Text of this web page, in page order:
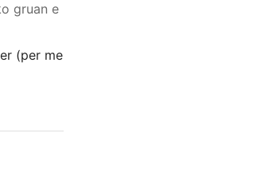
gruan e
(per me